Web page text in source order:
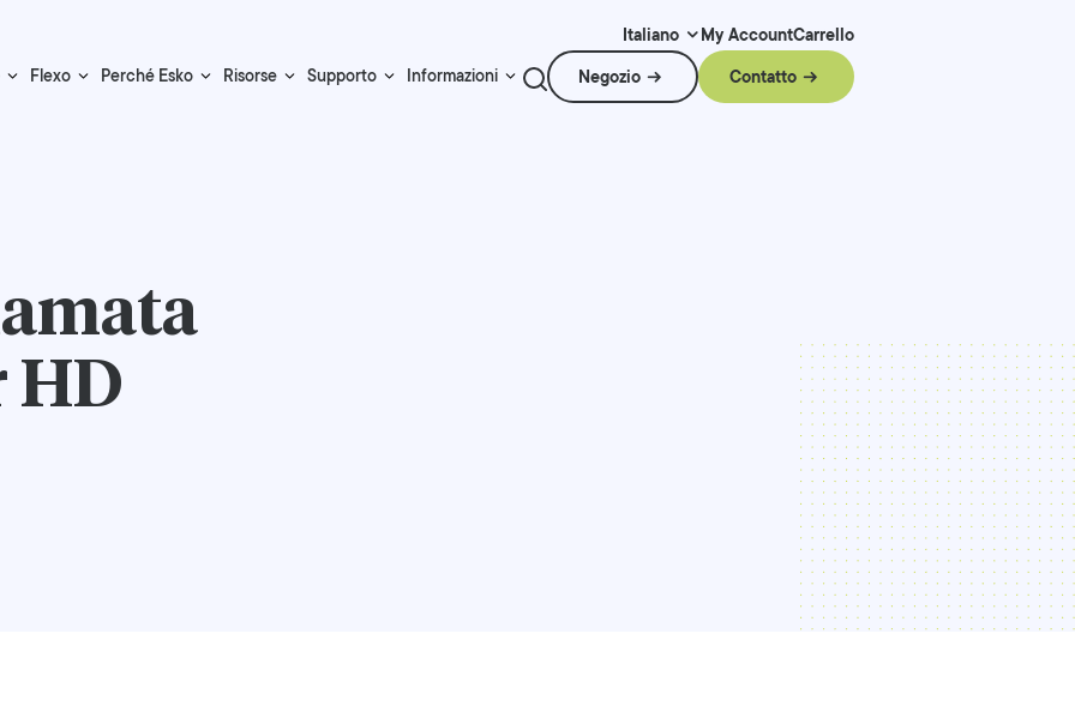
Italiano My AccountCarrello
Flexo Perché Esko Risorse Supporto Informazioni Negozio Contatto
HD